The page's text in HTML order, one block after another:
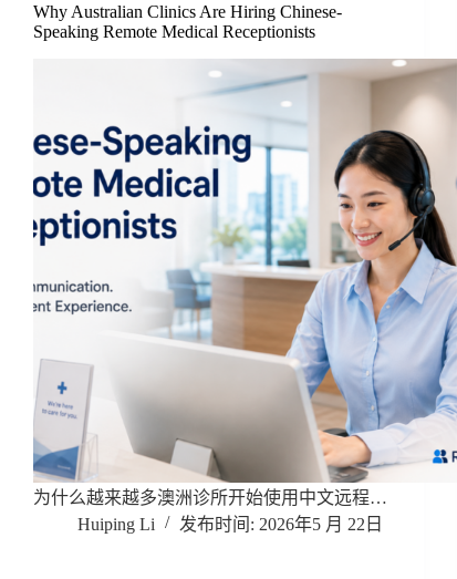
Why Australian Clinics Are Hiring Chinese-
Speaking Remote Medical Receptionists
为什么越来越多澳洲诊所开始使用中文远程…
Huiping Li
2026年5 月 22日